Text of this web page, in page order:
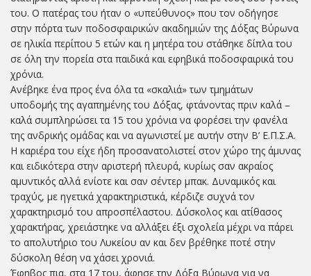
του. Ο πατέρας του ήταν ο «υπεύθυνος» που τον οδήγησε
στην πόρτα των ποδοσφαιρικών ακαδημιών της Δόξας Βύρωνα
σε ηλικία περίπου 5 ετών και η μητέρα του στάθηκε δίπλα του
σε όλη την πορεία στα παιδικά και εφηβικά ποδοσφαιρικά του
χρόνια.
Ανέβηκε ένα προς ένα όλα τα «σκαλιά» των τμημάτων
υποδομής της αγαπημένης του Δόξας, φτάνοντας πριν καλά –
καλά συμπληρώσει τα 15 του χρόνια να φορέσει την φανέλα
της ανδρικής ομάδας και να αγωνιστεί με αυτήν στην Β’ Ε.Π.Σ.Α.
Η καριέρα του είχε ήδη προσανατολιστεί στον χώρο της άμυνας
και ειδικότερα στην αριστερή πλευρά, κυρίως σαν ακραίος
αμυντικός αλλά ενίοτε και σαν σέντερ μπακ. Δυναμικός και
τραχύς, με ηγετικά χαρακτηριστικά, κέρδιζε συχνά τον
χαρακτηρισμό του απροσπέλαστου. Δύσκολος και ατίθασος
χαρακτήρας, χρειάστηκε να αλλάξει έξι σχολεία μέχρι να πάρει
το απολυτήριο του Λυκείου αν και δεν βρέθηκε ποτέ στην
δύσκολη θέση να χάσει χρονιά.
Έφηβος πια, στα 17 του, άφησε την Δόξα Βύρωνα για να